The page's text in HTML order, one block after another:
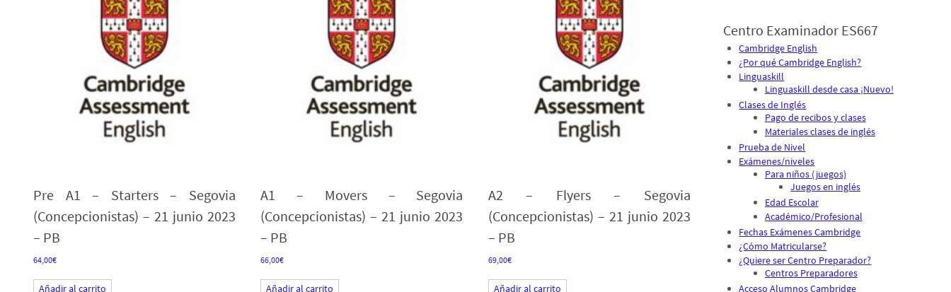
Pre A1 – Starters – Segovia
(Concepcionistas) – 21 junio 2023
– PB
64,00€
Añadir al carrito
A1 – Movers – Segovia
(Concepcionistas) – 21 junio 2023
– PB
66,00€
Añadir al carrito
A2 – Flyers – Segovia
(Concepcionistas) – 21 junio 2023
– PB
69,00€
Añadir al carrito
Centro Examinador ES667
Cambridge English
¿Por qué Cambridge English?
Linguaskill
Linguaskill desde casa ¡Nuevo!
Clases de Inglés
Pago de recibos y clases
Materiales clases de inglés
Prueba de Nivel
Exámenes/niveles
Para niños (juegos)
Juegos en inglés
Edad Escolar
Académico/Profesional
Fechas Exámenes Cambridge
¿Cómo Matricularse?
¿Quiere ser Centro Preparador?
Centros Preparadores
Acceso Alumnos Cambridge